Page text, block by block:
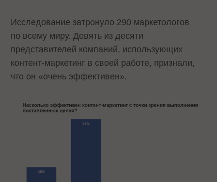
Исследование затронуло 290 маркетологов
по всему миру. Девять из десяти
представителей компаний, использующих
контент-маркетинг в своей работе, признали,
что он «очень эффективен».